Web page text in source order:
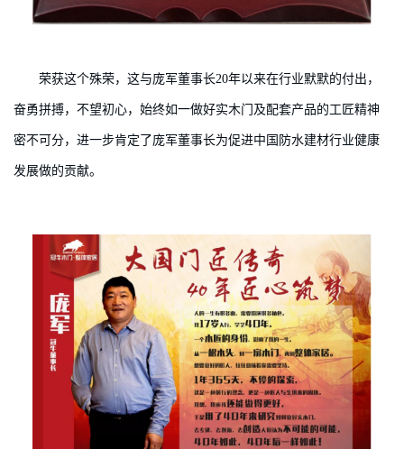
荣获这个殊荣，这与庞军董事长20年以来在行业默默的付出，
奋勇拼搏，不望初心，始终如一做好实木门及配套产品的工匠精神
密不可分，进一步肯定了庞军董事长为促进中国防水建材行业健康
发展做的贡献。